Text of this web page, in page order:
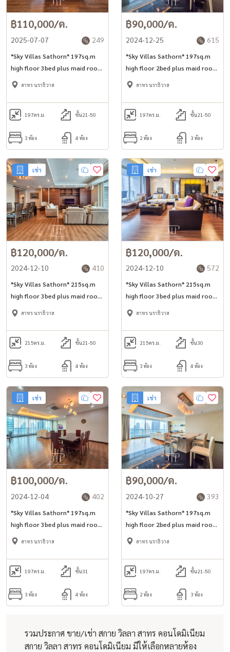
฿110,000/ด.
2025-07-07 249
*Sky Villas Sathorn* 197sq.m
high floor 3bed plus maid room
for rent in Sathorn area.
สาทร นราธิวาส
197ตร.ม. ชั้น21-50
3 ห้อง 4 ห้อง
฿90,000/ด.
2024-12-25 615
*Sky Villas Sathorn* 197sq.m
high floor 2bed plus maid room
for rent in Sathorn area.
สาทร นราธิวาส
197ตร.ม. ชั้น21-50
2 ห้อง 3 ห้อง
เช่า
฿120,000/ด.
2024-12-10 410
*Sky Villas Sathorn* 215sq.m
high floor 3bed plus maid room
for rent in Sathorn area.
สาทร นราธิวาส
215ตร.ม. ชั้น21-50
3 ห้อง 4 ห้อง
เช่า
฿120,000/ด.
2024-12-10 572
*Sky Villas Sathorn* 215sq.m
high floor 3bed plus maid room
for rent in Sathorn area.
สาทร นราธิวาส
215ตร.ม. ชั้น30
3 ห้อง 4 ห้อง
เช่า
฿100,000/ด.
2024-12-04 402
*Sky Villas Sathorn* 197sq.m
high floor 3bed plus maid room
for rent in Sathorn area.
สาทร นราธิวาส
197ตร.ม. ชั้น31
3 ห้อง 4 ห้อง
เช่า
฿90,000/ด.
2024-10-27 393
*Sky Villas Sathorn* 197sq.m
high floor 2bed plus maid room
for rent in Sathorn area.
สาทร นราธิวาส
197ตร.ม. ชั้น21-50
2 ห้อง 3 ห้อง
รวมประกาศ ขาย/เช่า สกาย วิลลา สาทร คอนโดมิเนียม
สกาย วิลลา สาทร คอนโดมิเนียม มีให้เลือกหลายห้อง